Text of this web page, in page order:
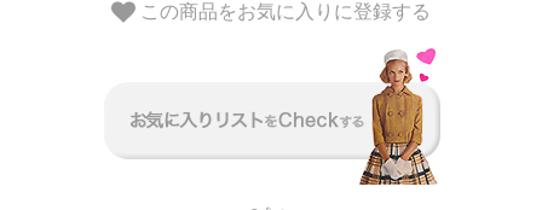
この商品をお気に入りに登録する